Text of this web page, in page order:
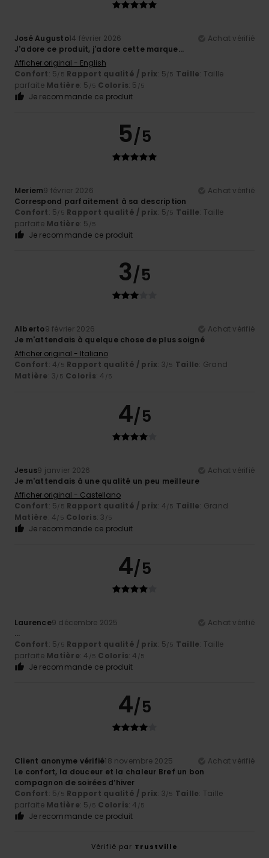
José Augusto14 février 2026
Achat vérifié
J'adore ce produit, j'adore cette marque...
Afficher original - English
Confort: 5/5 Rapport qualité / prix: 5/5 Taille: Taille
parfaite Matière: 5 /5 Coloris: 5 /5
Je recommande ce produit
5/5
Meriem9 février 2026
Achat vérifié
Correspond parfaitement à sa description
Confort: 5/5 Rapport qualité / prix: 5/5 Taille: Taille
parfaite Matière: 5 /5
Je recommande ce produit
3/5
Alberto9 février 2026
Achat vérifié
Je m'attendais à quelque chose de plus soigné
Afficher original - Italiano
Confort: 4/5 Rapport qualité / prix: 3/5 Taille: Grand
Matière: 3/5 Coloris: 4 /5
4/5
Jesus9 janvier 2026
Achat vérifié
Je m'attendais à une qualité un peu meilleure
Afficher original - Castellano
Confort: 5/5 Rapport qualité / prix: 4/5 Taille: Grand
Matière: 4/5 Coloris: 3 /5
Je recommande ce produit
4/5
Laurence9 décembre 2025
Achat vérifié
...
Confort: 5/5 Rapport qualité / prix: 5/5 Taille: Taille
parfaite Matière: 4 /5 Coloris: 4 /5
Je recommande ce produit
4/5
Client anonyme vérifié18 novembre 2025
Achat vérifié
Le confort, la douceur et la chaleur Bref un bon
compagnon de soirées d’hiver
Confort: 5/5 Rapport qualité / prix: 3/5 Taille: Taille
parfaite Matière: 5 /5 Coloris: 4 /5
Je recommande ce produit
Vérifié par TrustVille